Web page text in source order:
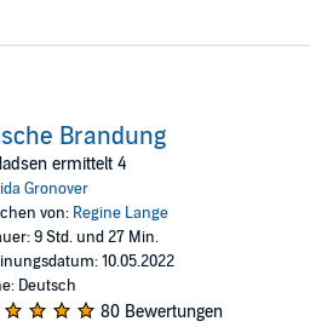
Brandung
ermittelt 4
Gronover
von: Regine Lange
9 Std. und 27 Min.
10.05.2022
Deutsch
80 Bewertungen